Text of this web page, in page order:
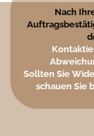
Nach
Sollten Sie
schauen Sie